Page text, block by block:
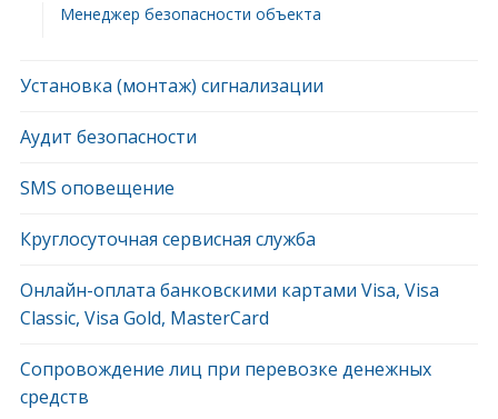
Менеджер безопасности объекта
Установка (монтаж) сигнализации
Аудит безопасности
SMS оповещение
Круглосуточная сервисная служба
Онлайн-оплата банковскими картами Visa, Visa
Classic, Visa Gold, MasterCard
Сопровождение лиц при перевозке денежных
средств